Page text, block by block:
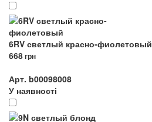
6RV светлый красно-фиолетовый
668грн
Арт. b00098008
У наявності